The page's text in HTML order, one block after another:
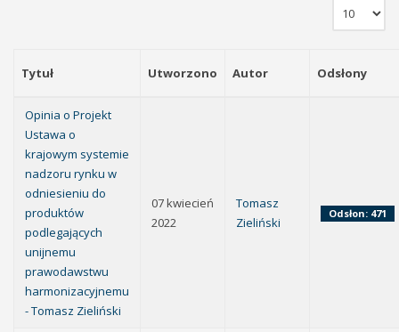
Tytuł Utworzono Autor Odsłony
Opinia o Projekt
Ustawa o
krajowym systemie
nadzoru rynku w
odniesieniu do
produktów
podlegających
unijnemu
prawodawstwu
harmonizacyjnemu
- Tomasz Zieliński
07 kwiecień
2022
Tomasz
Zieliński
Odsłon: 471